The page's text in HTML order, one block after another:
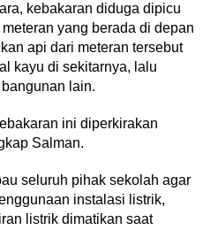
kebakaran diduga dipicu
yang berada di depan
api dari meteran tersebut
kayu di sekitarnya, lalu
lain.
ini diperkirakan
Salman.
seluruh pihak sekolah agar
instalasi listrik,
listrik dimatikan saat